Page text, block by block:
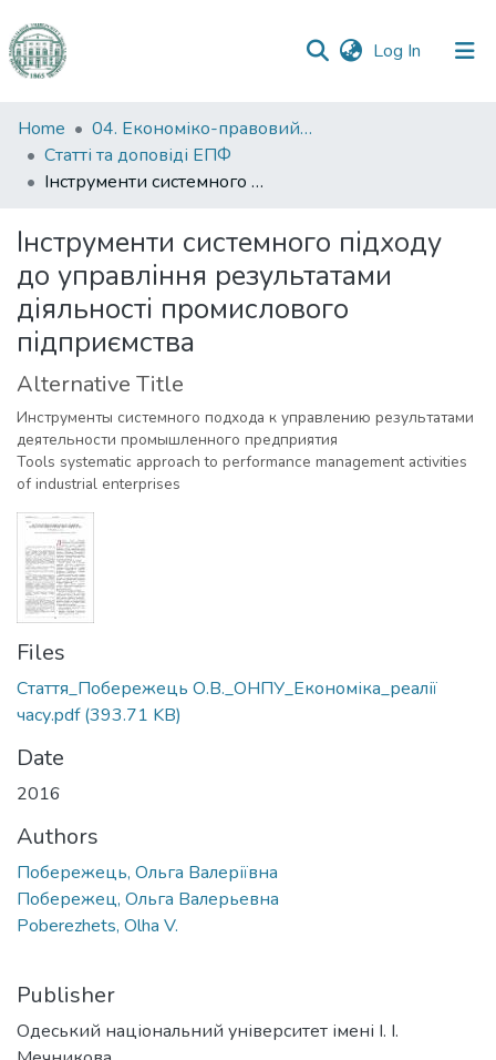
Log In (current)
Communities
&
Collections
Statistics
Home
04. Економіко-правовий факультет
Статті та доповіді ЕПФ
Інструменти системного підходу до управління результатами діяльності промислового підприємства
Інструменти системного підходу
до управління результатами
діяльності промислового
підприємства
Alternative Title
Инструменты системного подхода к управлению результатами
деятельности промышленного предприятия
Tools systematic approach to performance management activities
of industrial enterprises
Files
Стаття_Побережець О.В._ОНПУ_Економіка_реалії
часу.pdf(393.71 KB)
Date
2016
Authors
Побережець, Ольга Валеріївна
Побережец, Ольга Валерьевна
Poberezhets, Olha V.
Publisher
Одеський національний університет імені І. І.